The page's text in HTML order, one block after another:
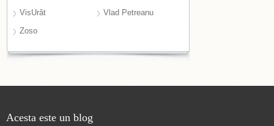
VisUrât
Vlad Petreanu
Zoso
Acesta este un blog